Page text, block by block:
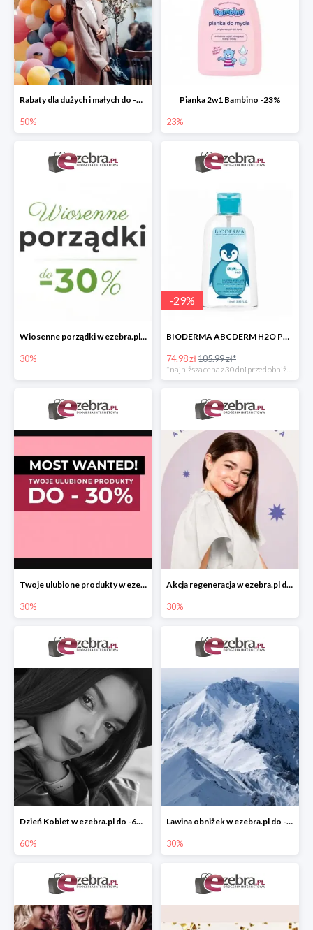
Rabaty dla dużych i małych do -50%
50%
Pianka 2w1 Bambino -23%
23%
Wiosenne porządki w ezebra.pl do -30%
30%
-29%
BIODERMA ABCDERM H2O PŁYN MICELARNY DLA DZIECI -29%
74.98 zł105.99 zł*
*najniższa cena z 30 dni przed obniżką
Twoje ulubione produkty w ezebra.pl do -30%
30%
Akcja regeneracja w ezebra.pl do -30%
30%
Dzień Kobiet w ezebra.pl do -60%
60%
Lawina obniżek w ezebra.pl do -30%
30%